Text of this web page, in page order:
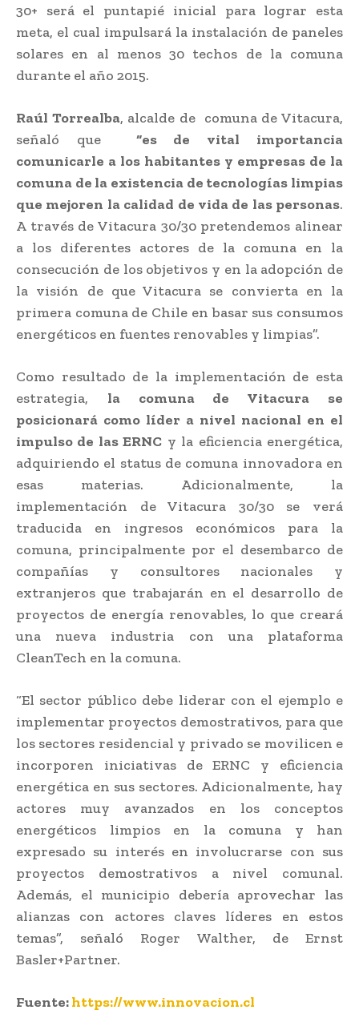
30+ será el puntapié inicial para lograr esta
meta, el cual impulsará la instalación de paneles
solares en al menos 30 techos de la comuna
durante el año 2015.
Raúl Torrealba, alcalde de comuna de Vitacura,
señaló que “es de vital importancia
comunicarle a los habitantes y empresas de la
comuna de la existencia de tecnologías limpias
que mejoren la calidad de vida de las personas.
A través de Vitacura 30/30 pretendemos alinear
a los diferentes actores de la comuna en la
consecución de los objetivos y en la adopción de
la visión de que Vitacura se convierta en la
primera comuna de Chile en basar sus consumos
energéticos en fuentes renovables y limpias”.
Como resultado de la implementación de esta
estrategia, la comuna de Vitacura se
posicionará como líder a nivel nacional en el
impulso de las ERNC y la eficiencia energética,
adquiriendo el status de comuna innovadora en
esas materias. Adicionalmente, la
implementación de Vitacura 30/30 se verá
traducida en ingresos económicos para la
comuna, principalmente por el desembarco de
compañías y consultores nacionales y
extranjeros que trabajarán en el desarrollo de
proyectos de energía renovables, lo que creará
una nueva industria con una plataforma
CleanTech en la comuna.
“El sector público debe liderar con el ejemplo e
implementar proyectos demostrativos, para que
los sectores residencial y privado se movilicen e
incorporen iniciativas de ERNC y eficiencia
energética en sus sectores. Adicionalmente, hay
actores muy avanzados en los conceptos
energéticos limpios en la comuna y han
expresado su interés en involucrarse con sus
proyectos demostrativos a nivel comunal.
Además, el municipio debería aprovechar las
alianzas con actores claves líderes en estos
temas”, señaló Roger Walther, de Ernst
Basler+Partner.
Fuente:https://www.innovacion.cl